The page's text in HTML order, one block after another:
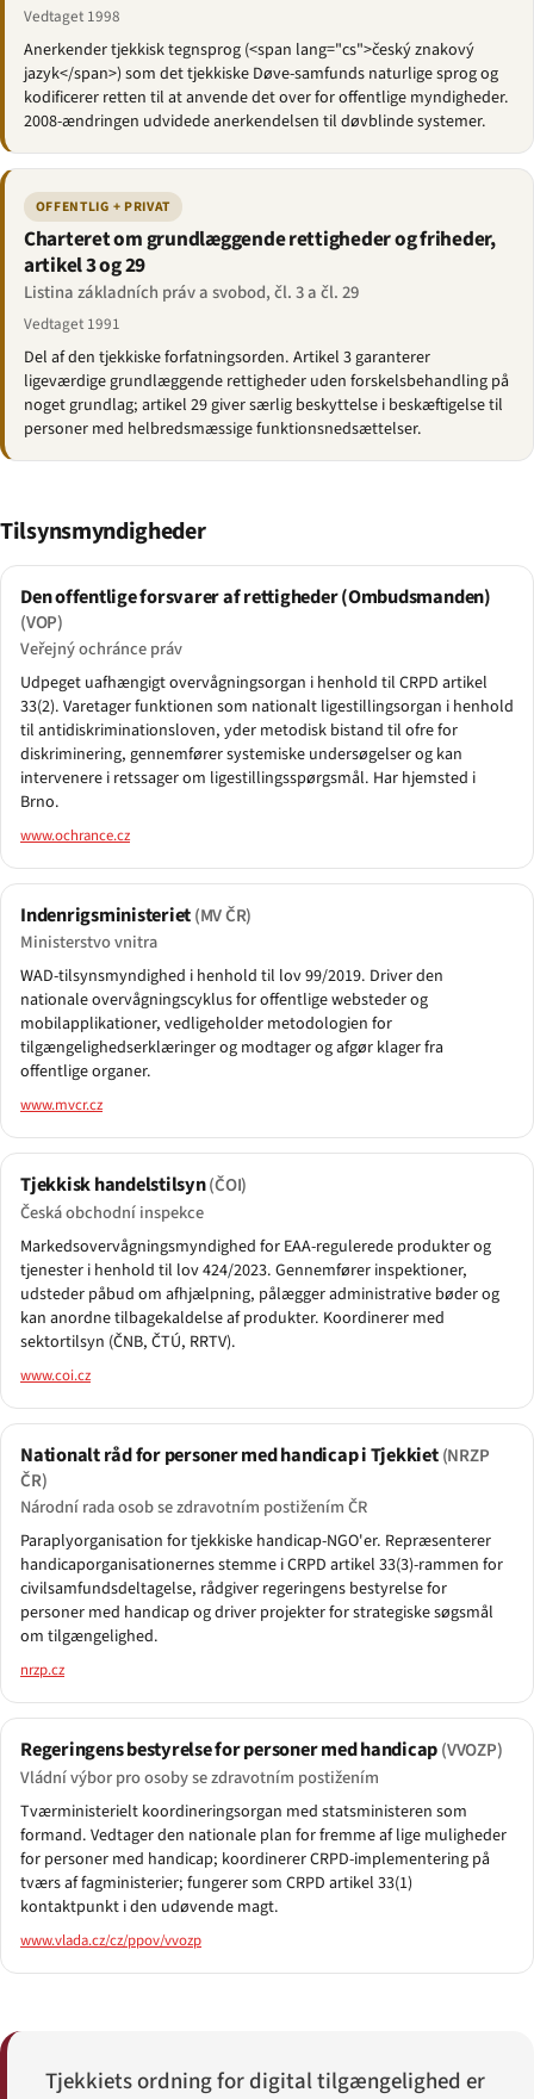
Vedtaget 1998
Anerkender tjekkisk tegnsprog (<span lang="cs">český znakový
jazyk</span>) som det tjekkiske Døve-samfunds naturlige sprog og
kodificerer retten til at anvende det over for offentlige myndigheder.
2008-ændringen udvidede anerkendelsen til døvblinde systemer.
OFFENTLIG + PRIVAT
Charteret om grundlæggende rettigheder og friheder,
artikel 3 og 29
Listina základních práv a svobod, čl. 3 a čl. 29
Vedtaget 1991
Del af den tjekkiske forfatningsorden. Artikel 3 garanterer
ligeværdige grundlæggende rettigheder uden forskelsbehandling på
noget grundlag; artikel 29 giver særlig beskyttelse i beskæftigelse til
personer med helbredsmæssige funktionsnedsættelser.
Tilsynsmyndigheder
Den offentlige forsvarer af rettigheder (Ombudsmanden)
(VOP)
Veřejný ochránce práv
Udpeget uafhængigt overvågningsorgan i henhold til CRPD artikel
33(2). Varetager funktionen som nationalt ligestillingsorgan i henhold
til antidiskriminationsloven, yder metodisk bistand til ofre for
diskriminering, gennemfører systemiske undersøgelser og kan
intervenere i retssager om ligestillingsspørgsmål. Har hjemsted i
Brno.
www.ochrance.cz
Indenrigsministeriet(MV ČR)
Ministerstvo vnitra
WAD-tilsynsmyndighed i henhold til lov 99/2019. Driver den
nationale overvågningscyklus for offentlige websteder og
mobilapplikationer, vedligeholder metodologien for
tilgængelighedserklæringer og modtager og afgør klager fra
offentlige organer.
www.mvcr.cz
Tjekkisk handelstilsyn(ČOI)
Česká obchodní inspekce
Markedsovervågningsmyndighed for EAA-regulerede produkter og
tjenester i henhold til lov 424/2023. Gennemfører inspektioner,
udsteder påbud om afhjælpning, pålægger administrative bøder og
kan anordne tilbagekaldelse af produkter. Koordinerer med
sektortilsyn (ČNB, ČTÚ, RRTV).
www.coi.cz
Nationalt råd for personer med handicap i Tjekkiet(NRZP
ČR)
Národní rada osob se zdravotním postižením ČR
Paraplyorganisation for tjekkiske handicap-NGO'er. Repræsenterer
handicaporganisationernes stemme i CRPD artikel 33(3)-rammen for
civilsamfundsdeltagelse, rådgiver regeringens bestyrelse for
personer med handicap og driver projekter for strategiske søgsmål
om tilgængelighed.
nrzp.cz
Regeringens bestyrelse for personer med handicap(VVOZP)
Vládní výbor pro osoby se zdravotním postižením
Tværministerielt koordineringsorgan med statsministeren som
formand. Vedtager den nationale plan for fremme af lige muligheder
for personer med handicap; koordinerer CRPD-implementering på
tværs af fagministerier; fungerer som CRPD artikel 33(1)
kontaktpunkt i den udøvende magt.
www.vlada.cz/cz/ppov/vvozp
Tjekkiets ordning for digital tilgængelighed er